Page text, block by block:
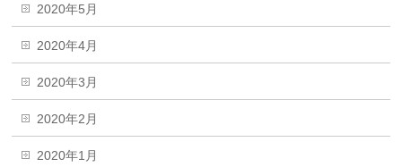
2020年5月
2020年4月
2020年3月
2020年2月
2020年1月